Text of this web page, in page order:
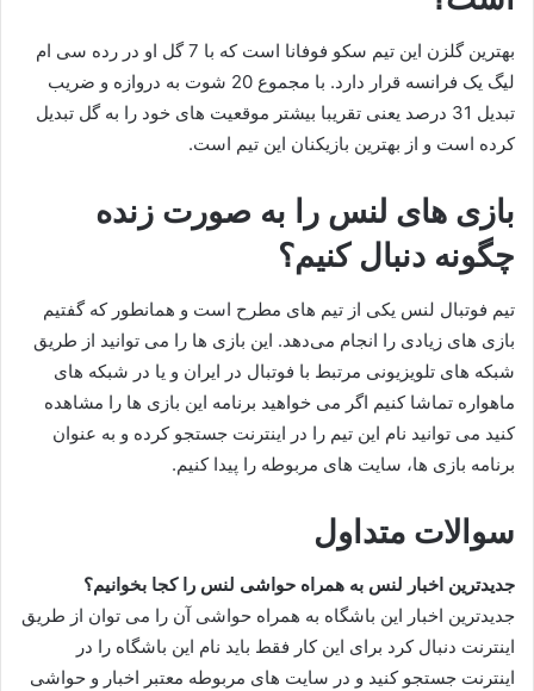
بهترین گلزن این تیم سکو فوفانا است که با 7 گل او در رده سی ام
لیگ یک فرانسه قرار دارد. با مجموع 20 شوت به دروازه و ضریب
تبدیل 31 درصد یعنی تقریبا بیشتر موقعیت های خود را به گل تبدیل
کرده است و از بهترین بازیکنان این تیم است.
بازی های لنس را به صورت زنده
چگونه دنبال کنیم؟
تیم فوتبال لنس یکی از تیم های مطرح است و همانطور که گفتیم
بازی‌ های زیادی را انجام می‌دهد. این بازی ها را می توانید از طریق
شبکه‌ های تلویزیونی مرتبط با فوتبال در ایران و یا در شبکه های
ماهواره تماشا کنیم اگر می خواهید برنامه این بازی ها را مشاهده
کنید می توانید نام این تیم را در اینترنت جستجو کرده و به عنوان
برنامه بازی ها، سایت های مربوطه را پیدا کنیم.
سوالات متداول
جدیدترین اخبار لنس به همراه حواشی لنس را کجا بخوانیم؟
جدیدترین اخبار این باشگاه به همراه حواشی آن را می‌ توان از طریق
اینترنت دنبال کرد برای این کار فقط باید نام این باشگاه را در
اینترنت جستجو کنید و در سایت‌ های مربوطه معتبر اخبار و حواشی